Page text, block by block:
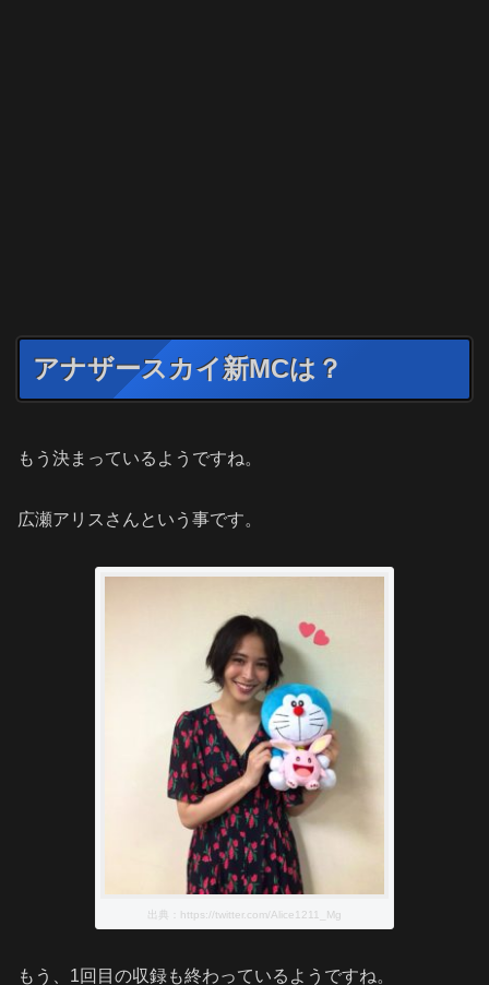
アナザースカイ新MCは？
もう決まっているようですね。
広瀬アリスさんという事です。
出典：https://twitter.com/Alice1211_Mg
もう、1回目の収録も終わっているようですね。